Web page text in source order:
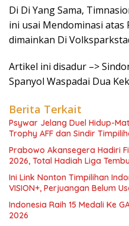
Di Di Yang Sama,
ini usai Mendominasi atas
dimainkan Di
Artikel ini disadur –>
Spanyol Waspadai Dua
Berita Terkait
Psywar Jelang Duel Hidup-
Trophy AFF dan Sindir
Prabowo Akansegera Hadiri
2026, Total Hadiah Liga
Ini Link Nonton Timpilihan
VISION+, Perjuangan Belum
Indonesia Raih 15 Medali Ke
2026